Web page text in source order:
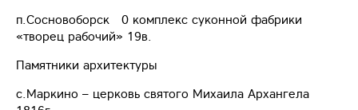
п.Сосновоборск 0 комплекс суконной фабрики
«творец рабочий» 19в.
Памятники архитектуры
с.Маркино – церковь святого Михаила Архангела